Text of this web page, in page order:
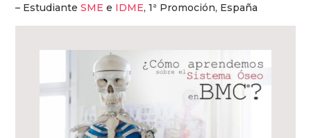
– EstudianteSME e IDME, 1ª Promoción, España